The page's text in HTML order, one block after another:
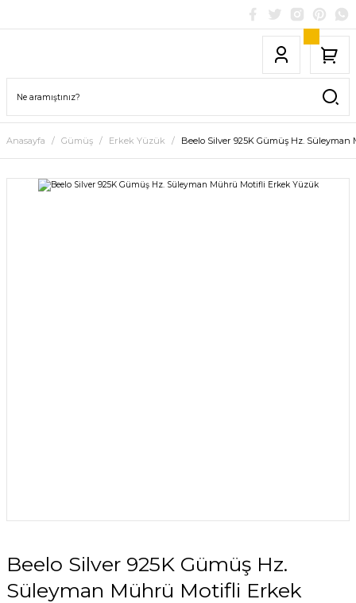
Anasayfa Gümüş Erkek Yüzük Beelo Silver 925K Gümüş Hz.
Beelo Silver 925K Gümüş Hz.
Süleyman Mührü Motifli Erkek